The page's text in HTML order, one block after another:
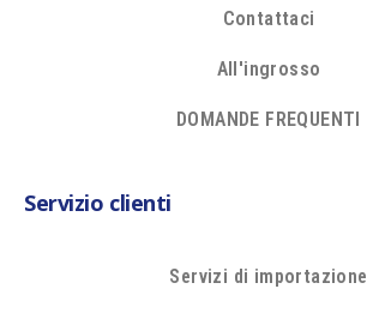
Contattaci
All'ingrosso
DOMANDE FREQUENTI
Servizio clienti
Servizi di importazione